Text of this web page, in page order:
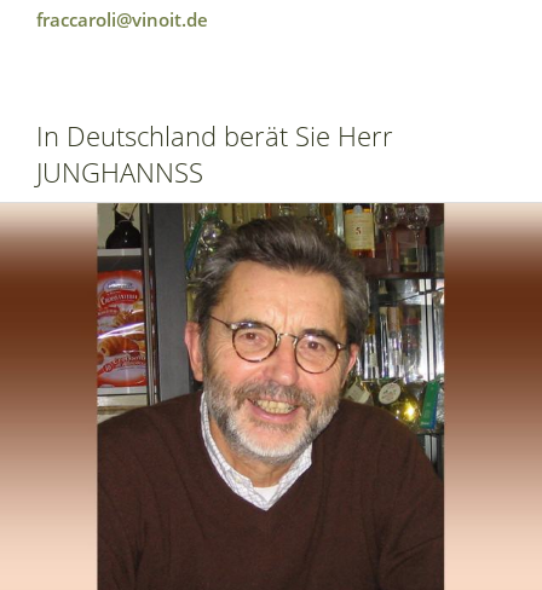
fraccaroli@vinoit.de
In Deutschland berät Sie Herr
JUNGHANNSS